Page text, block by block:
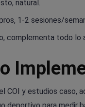
natural.
1-2 sesiones/
complementa todo lo
COI y estudios caso,